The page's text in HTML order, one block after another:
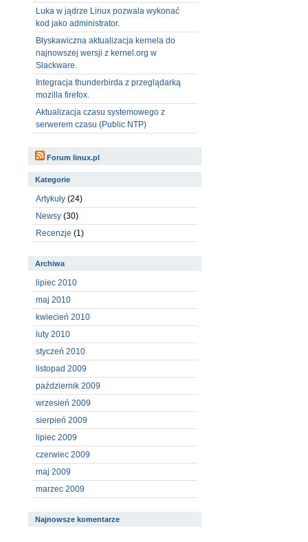
Luka w jądrze Linux pozwala wykonać
kod jako administrator.
Błyskawiczna aktualizacja kernela do
najnowszej wersji z kernel.org w
Slackware.
Integracja thunderbirda z przeglądarką
mozilla firefox.
Aktualizacja czasu systemowego z
serwerem czasu (Public NTP)
Forum linux.pl
Kategorie
Artykuły (24)
Newsy (30)
Recenzje (1)
Archiwa
lipiec 2010
maj 2010
kwiecień 2010
luty 2010
styczeń 2010
listopad 2009
październik 2009
wrzesień 2009
sierpień 2009
lipiec 2009
czerwiec 2009
maj 2009
marzec 2009
Najnowsze komentarze